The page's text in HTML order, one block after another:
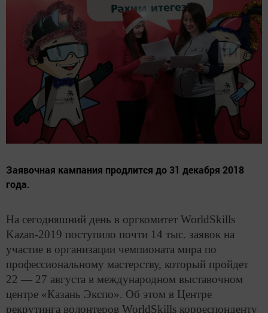
Заявочная кампания продлится до 31 декабря 2018
года.
На сегодняшний день в оргкомитет WorldSkills
Kazan-2019 поступило почти 14 тыс. заявок на
участие в организации чемпионата мира по
профессиональному мастерству, который пройдет
22 — 27 августа в международном выставочном
центре «Казань Экспо». Об этом в Центре
рекрутинга волонтеров WorldSkills корреспонденту